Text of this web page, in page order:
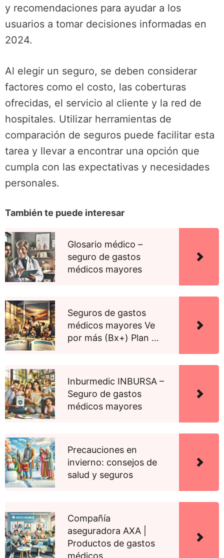
y recomendaciones para ayudar a los
usuarios a tomar decisiones informadas en
2024.
Al elegir un seguro, se deben considerar
factores como el costo, las coberturas
ofrecidas, el servicio al cliente y la red de
hospitales. Utilizar herramientas de
comparación de seguros puede facilitar esta
tarea y llevar a encontrar una opción que
cumpla con las expectativas y necesidades
personales.
También te puede interesar
Glosario médico –
seguro de gastos
médicos mayores
Seguros de gastos
médicos mayores Ve
por más (Bx+) Plan …
Inburmedic INBURSA –
Seguro de gastos
médicos mayores
Precauciones en
invierno: consejos de
salud y seguros
Compañía
aseguradora AXA |
Productos de gastos
médicos